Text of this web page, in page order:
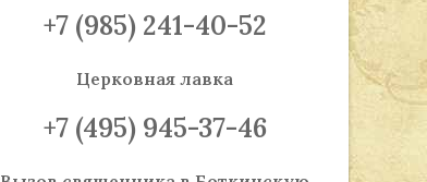
+7 (985) 241-40-52
Церковная лавка
+7 (495) 945-37-46